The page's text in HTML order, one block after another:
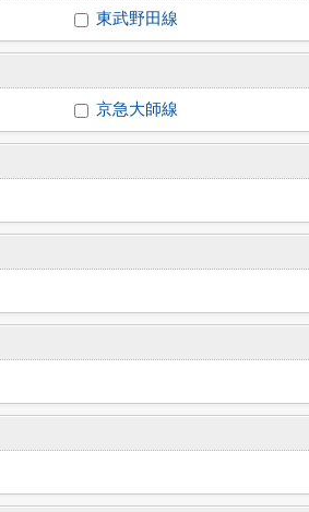
東武野田線
京急大師線